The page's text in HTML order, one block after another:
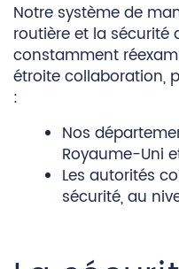
Notre système de
routière et la sécurité
constamment
étroite collaboration,
:
Nos
Royaume-Uni
Les autorités
sécurité, au